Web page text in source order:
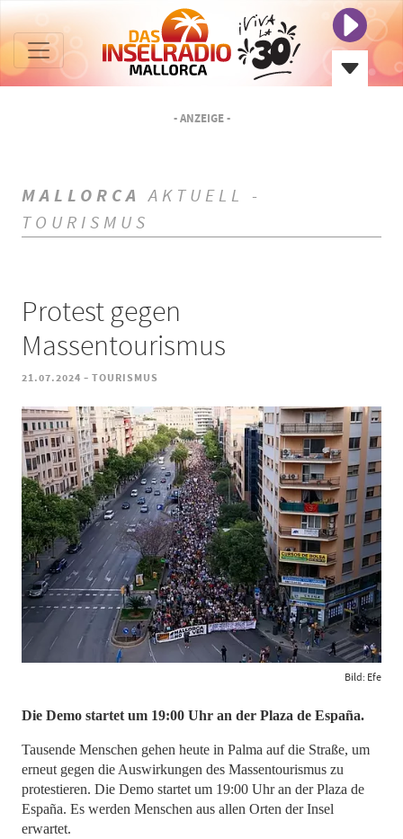
- ANZEIGE -
MALLORCA AKTUELL -
TOURISMUS
Protest gegen
Massentourismus
21.07.2024 - TOURISMUS
Bild: Efe
Die Demo startet um 19:00 Uhr an der Plaza de España.
Tausende Menschen gehen heute in Palma auf die Straße, um
erneut gegen die Auswirkungen des Massentourismus zu
protestieren. Die Demo startet um 19:00 Uhr an der Plaza de
España. Es werden Menschen aus allen Orten der Insel
erwartet.